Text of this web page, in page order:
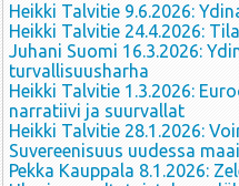
Heikki Talvitie 9.6.2026:
Heikki Talvitie 24.4.2026:
Juhani Suomi 16.3.2026:
turvallisuusharha
Heikki Talvitie 1.3.2026:
narratiivi ja suurvallat
Heikki Talvitie 28.1.2026:
Suvereenisuus uudessa
Pekka Kauppala 8.1.2026: